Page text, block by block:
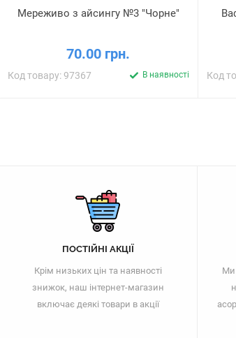
Мереживо з айсингу №3 "Чорне"
70.00 грн.
Код товару: 97367 В наявності Код
ПОСТІЙНІ АКЦІЇ
Крім низьких цін та наявності
знижок, наш інтернет-магазин
включає деякі товари в акції
Ми